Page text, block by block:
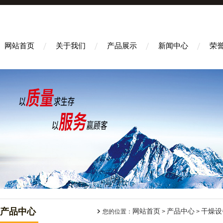
网站首页 关于我们 产品展示 新闻中心 荣
产品中心 您的位置： 网站首页 > 产品中心 > 干燥